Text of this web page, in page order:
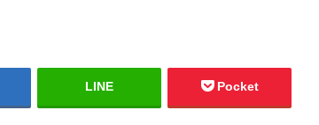
LINE Pocket